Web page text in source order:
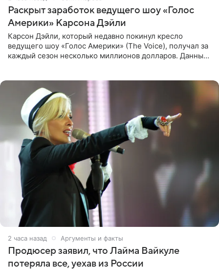
Раскрыт заработок ведущего шоу «Голос
Америки» Карсона Дэйли
Карсон Дэйли, который недавно покинул кресло
ведущего шоу «Голос Америки» (The Voice), получал за
каждый сезон несколько миллионов долларов. Данные
2 часа назад Аргументы и факты
Продюсер заявил, что Лайма Вайкуле
потеряла все, уехав из России